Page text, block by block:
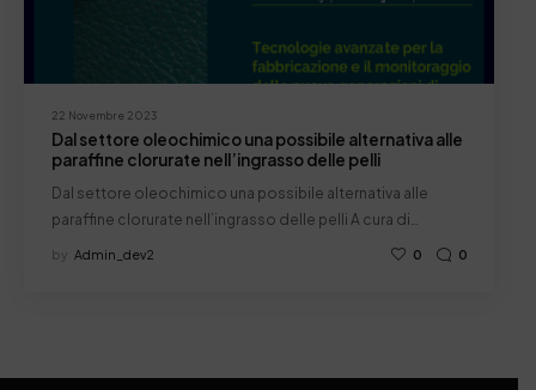
22 Novembre 2023
Dal settore oleochimico una possibile alternativa alle
paraffine clorurate nell’ingrasso delle pelli
Dal settore oleochimico una possibile alternativa alle
paraffine clorurate nell’ingrasso delle pelli A cura di…
by Admin_dev2 0 0